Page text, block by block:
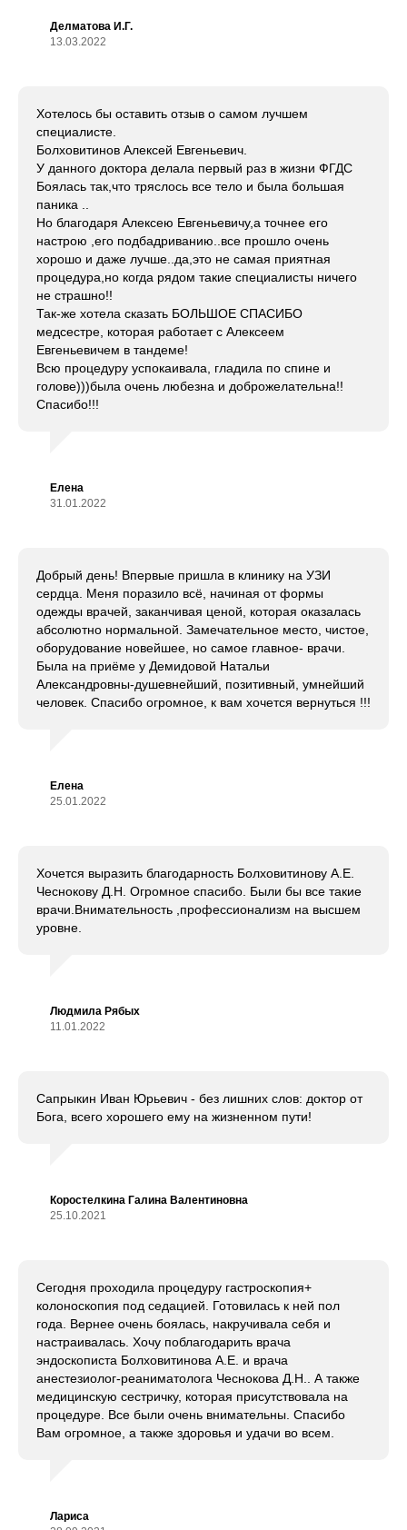
Делматова И.Г.
13.03.2022
Хотелось бы оставить отзыв о самом лучшем
специалисте.
Болховитинов Алексей Евгеньевич.
У данного доктора делала первый раз в жизни ФГДС
Боялась так,что тряслось все тело и была большая
паника ..
Но благодаря Алексею Евгеньевичу,а точнее его
настрою ,его подбадриванию..все прошло очень
хорошо и даже лучше..да,это не самая приятная
процедура,но когда рядом такие специалисты ничего
не страшно!!
Так-же хотела сказать БОЛЬШОЕ СПАСИБО
медсестре, которая работает с Алексеем
Евгеньевичем в тандеме!
Всю процедуру успокаивала, гладила по спине и
голове)))была очень любезна и доброжелательна!!
Спасибо!!!
Елена
31.01.2022
Добрый день! Впервые пришла в клинику на УЗИ
сердца. Меня поразило всё, начиная от формы
одежды врачей, заканчивая ценой, которая оказалась
абсолютно нормальной. Замечательное место, чистое,
оборудование новейшее, но самое главное- врачи.
Была на приёме у Демидовой Натальи
Александровны-душевнейший, позитивный, умнейший
человек. Спасибо огромное, к вам хочется вернуться !!!
Елена
25.01.2022
Хочется выразить благодарность Болховитинову А.Е.
Чеснокову Д.Н. Огромное спасибо. Были бы все такие
врачи.Внимательность ,профессионализм на высшем
уровне.
Людмила Рябых
11.01.2022
Сапрыкин Иван Юрьевич - без лишних слов: доктор от
Бога, всего хорошего ему на жизненном пути!
Коростелкина Галина Валентиновна
25.10.2021
Сегодня проходила процедуру гастроскопия+
колоноскопия под седацией. Готовилась к ней пол
года. Вернее очень боялась, накручивала себя и
настраивалась. Хочу поблагодарить врача
эндоскописта Болховитинова А.Е. и врача
анестезиолог-реаниматолога Чеснокова Д.Н.. А также
медицинскую сестричку, которая присутствовала на
процедуре. Все были очень внимательны. Спасибо
Вам огромное, а также здоровья и удачи во всем.
Лариса